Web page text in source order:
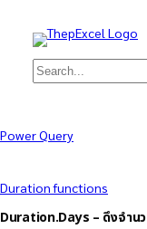
Search
Power Query
Duration functions
Duration.Days – ดึงจำน